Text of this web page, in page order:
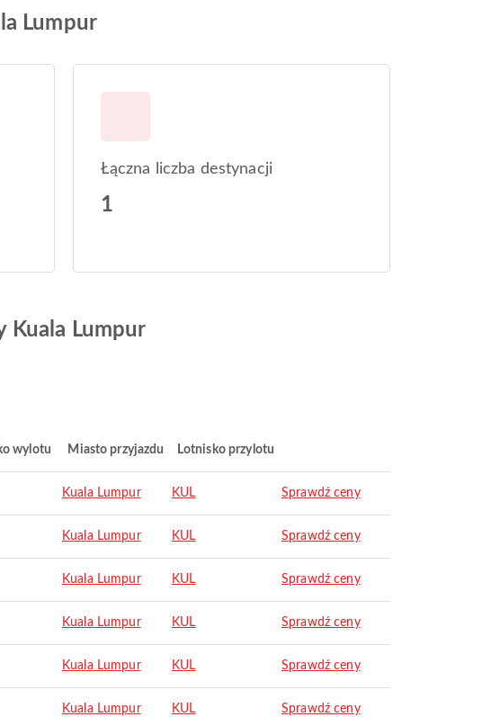
Lumpur
Łączna liczba destynacji
1
Kuala Lumpur
wylotu Miasto przyjazdu Lotnisko przylotu
Kuala Lumpur KUL Sprawdź ceny
Kuala Lumpur KUL Sprawdź ceny
Kuala Lumpur KUL Sprawdź ceny
Kuala Lumpur KUL Sprawdź ceny
Kuala Lumpur KUL Sprawdź ceny
Kuala Lumpur KUL Sprawdź ceny